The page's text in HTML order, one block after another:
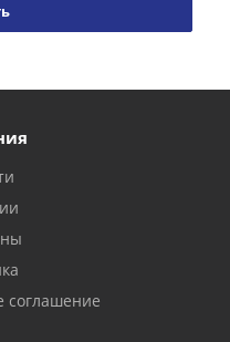
соглашение